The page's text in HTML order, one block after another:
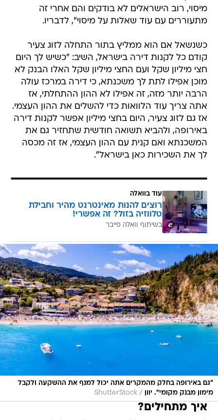
מיסוי, רוב הישראלים לא בודקים והם אחרי זה
מתעוררים עם עוד שאלות על מיסוי", לדבריו.
כשנשאל אם הוא ממליץ בתור התחלה לזוג צעיר
קודם כל לקנות דירה בישראל, השיב: "כשיש לך היום
חצי מיליון שקל ועם החצי מיליון שקל האלו הבנק לא
מוכן אפילו לתת לך משכנתא, כי דירה במרכז עולה
הרבה יותר מזה, זה אפילו לא ההון ההתחלתי, אז
אתה צריך עוד הלוואות כדי להשלים את ההון העצמי.
אז גם לזוג צעיר, היום בחצי מיליון אפשר לקנות דירה
באירופה, ולהביא תשואה חודשית שתחזיר גם את
המשכנתא ואם קנית עם ההון העצמי, אז זה מכסה
לך את השכירות כאן בישראל".
עוד בוואלה
רוצים להנות מאינטרנט מהיר וחבילת
טלווזיה בזול? זה אפשרי!
בשיתוף וואלה פייבר
"גם באירופה בחלק מהמקרים אתה יכול למנף את ההשקעה ולקבל
מימון מבנק מקומי". יוון
/
ShutterStock
איך מתחילים?